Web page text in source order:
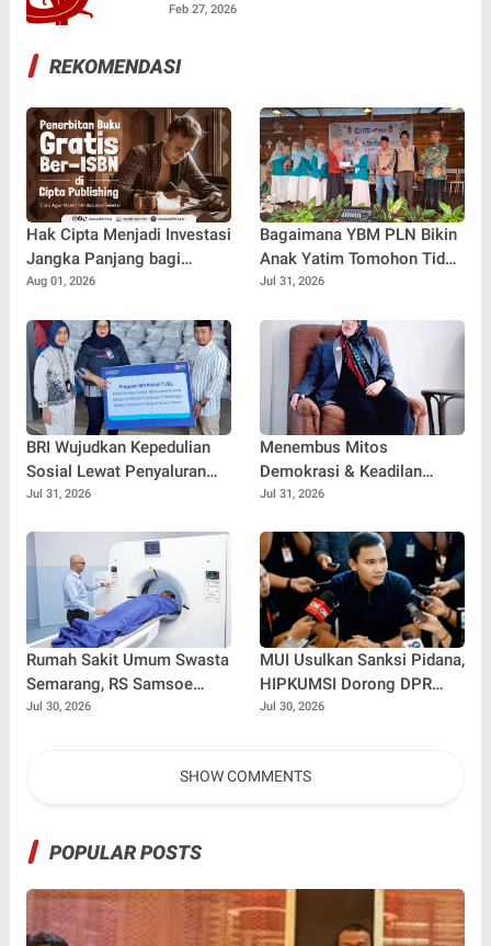
Feb 27, 2026
REKOMENDASI
Hak Cipta Menjadi Investasi
Jangka Panjang bagi
Penulis Buku
Aug 01, 2026
Bagaimana YBM PLN Bikin
Anak Yatim Tomohon Tidak
Tertinggal di Tahun Ajaran
Jul 31, 2026
BRI Wujudkan Kepedulian
Sosial Lewat Penyaluran
Paket Sembako di
Jul 31, 2026
Menembus Mitos
Demokrasi & Keadilan
Sosial: Adv. Fara Fariha
Simpati Publik dan Aksi
Main Hakim Sendiri
Jul 31, 2026
Rumah Sakit Umum Swasta
Semarang, RS Samsoe
Hidajat Perluas Layanan
Jul 30, 2026
MUI Usulkan Sanksi Pidana,
HIPKUMSI Dorong DPR
Segera Bertindak
Jul 30, 2026
SHOW COMMENTS
POPULAR POSTS